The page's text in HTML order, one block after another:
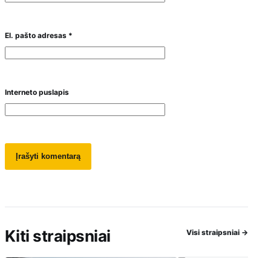
El. pašto adresas *
Interneto puslapis
Kiti straipsniai Visi straipsniai →